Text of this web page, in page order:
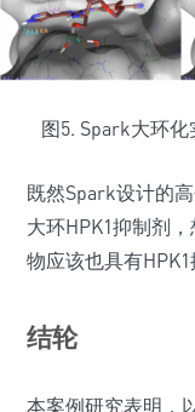
图5. Spark大环
既然Spark设计的
大环HPK1抑制剂
物应该也具有HPK1
结轮
本案例研究表明，